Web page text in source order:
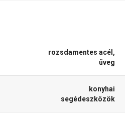
rozsdamentes acél,
üveg
konyhai
segédeszközök